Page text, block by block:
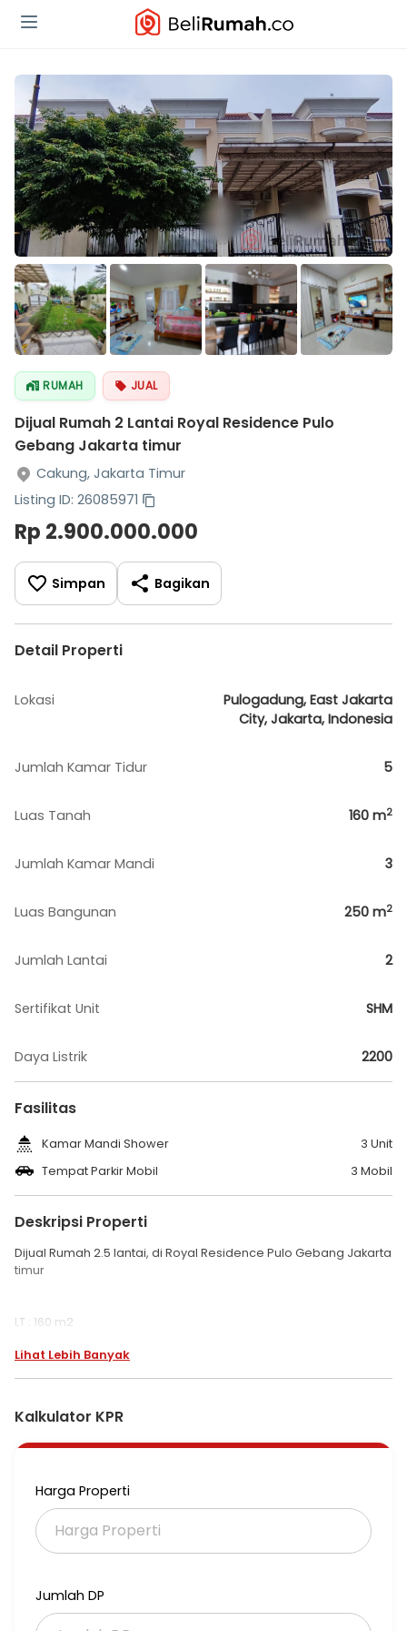
RUMAH JUAL
Dijual Rumah 2 Lantai Royal Residence Pulo
Gebang Jakarta timur
Cakung, Jakarta Timur
Listing ID: 26085971
Rp 2.900.000.000
Simpan Bagikan
Detail Properti
Lokasi
Pulogadung, East Jakarta
City, Jakarta, Indonesia
Jumlah Kamar Tidur 5
Luas Tanah 160 m2
Jumlah Kamar Mandi 3
Luas Bangunan 250 m2
Jumlah Lantai 2
Sertifikat Unit SHM
Daya Listrik 2200
Fasilitas
Kamar Mandi Shower
3 Unit
Tempat Parkir Mobil
3 Mobil
Deskripsi Properti
Dijual Rumah 2.5 lantai, di Royal Residence Pulo Gebang Jakarta
timur
LT : 160 m2
2.5 lantai
Gudang
Listrik 2.200 watt
Air PAM
Kitchenset granit
Taman
Row jalan luas muat 4 mobil
2lhM3l
RA 10
Lihat Lebih Banyak
Kalkulator KPR
Harga Properti
Jumlah DP